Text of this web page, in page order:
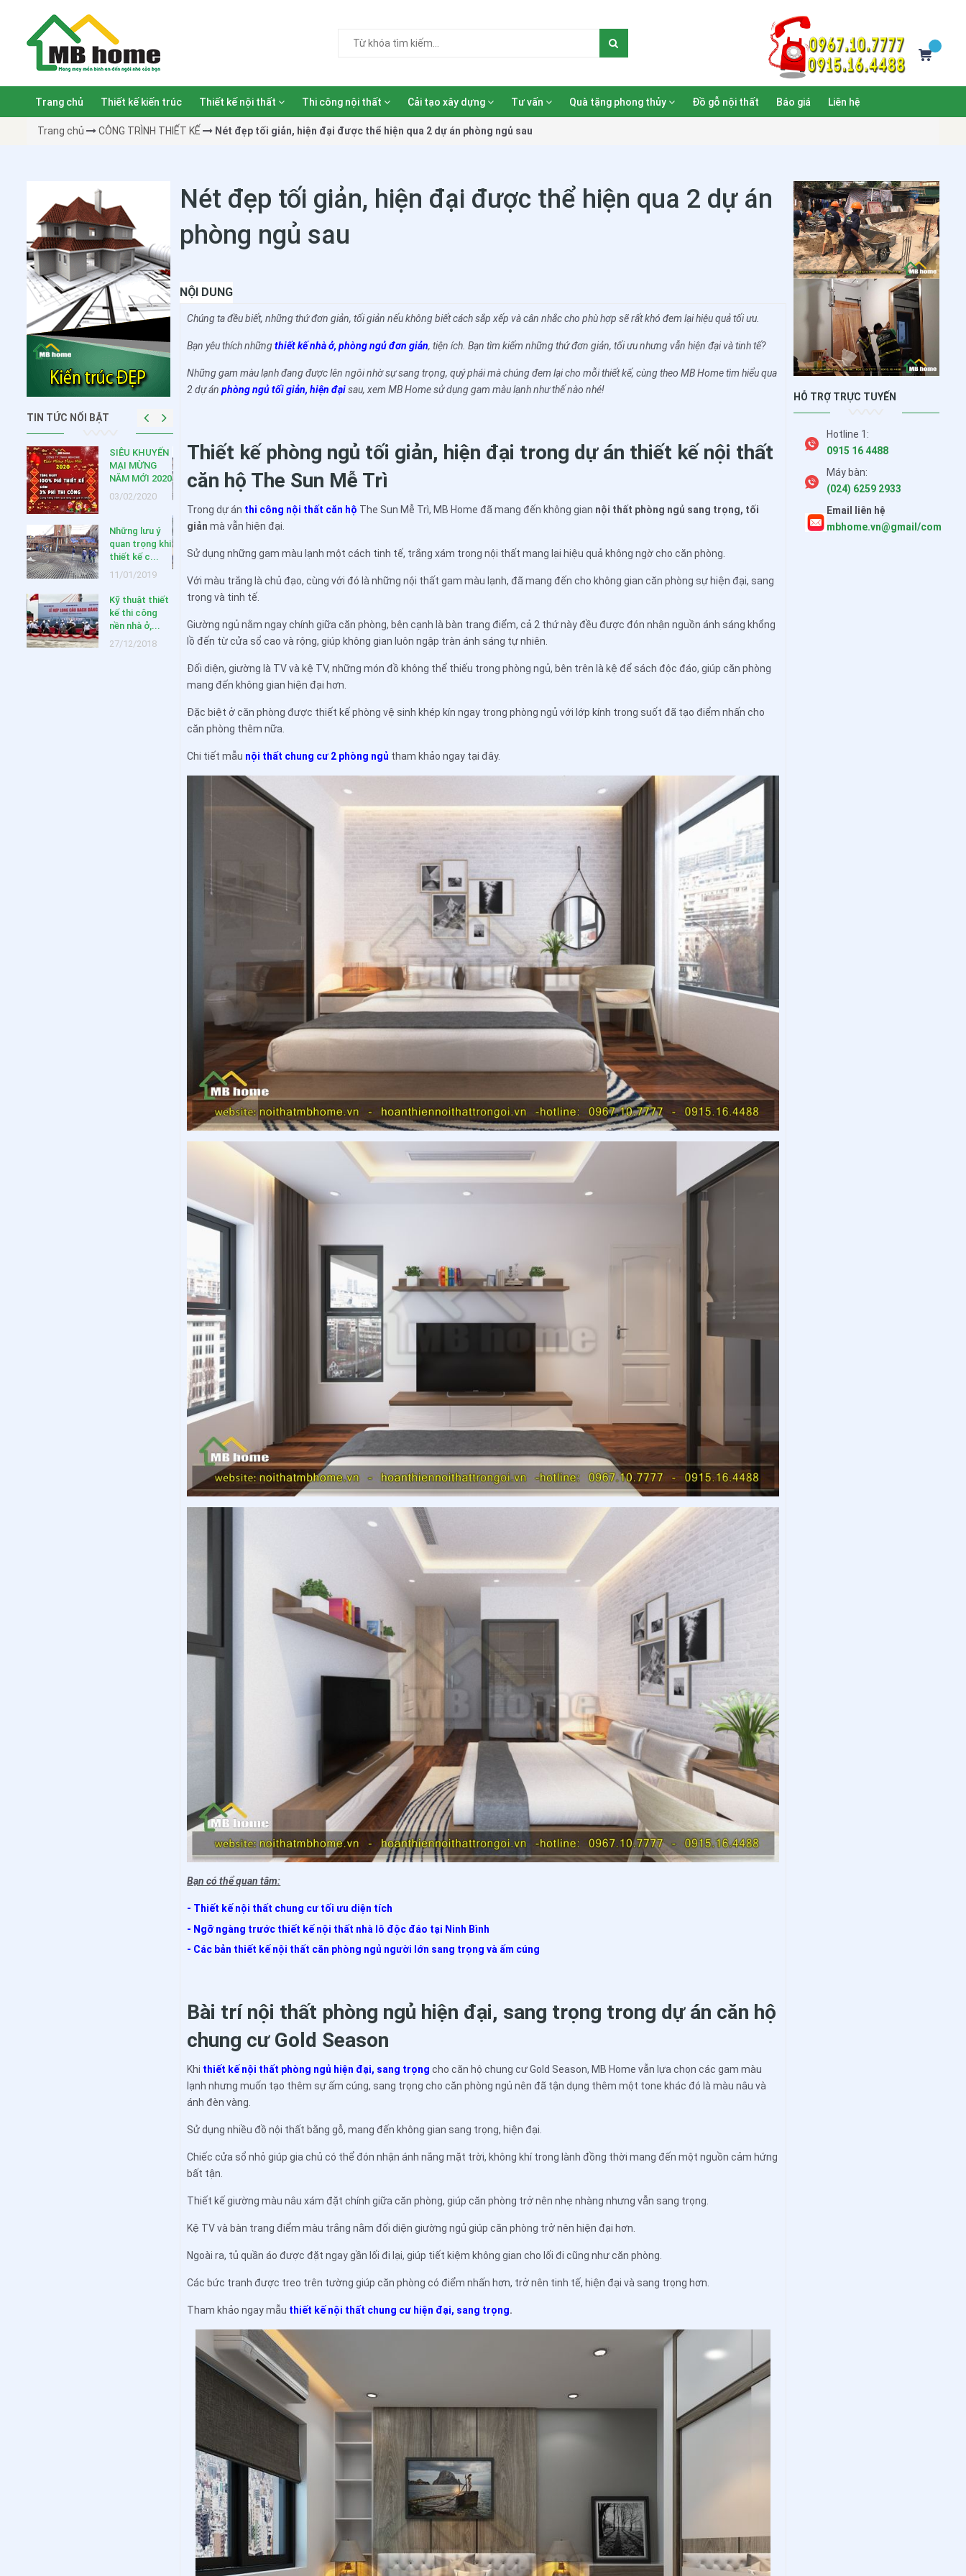
Trang chủ Thiết kế kiến trúc Thiết kế nội thất Thi công nội thất Cải tạo xây dựng Tư vấn Quà tặng phong thủy Đồ gỗ nội thất Báo giá Liên hệ
Trang chủ CÔNG TRÌNH THIẾT KẾ Nét đẹp tối giản, hiện đại được thể hiện qua 2 dự án phòng ngủ sau
Nét đẹp tối giản, hiện đại được thể hiện qua 2 dự án
phòng ngủ sau
NỘI DUNG
Chúng ta đều biết, những thứ đơn giản, tối giản nếu không biết cách sắp xếp và cân nhắc cho phù hợp sẽ rất khó đem lại hiệu quả tối ưu.
Bạn yêu thích nhữngthiết kế nhà ở, phòng ngủ đơn giản, tiện ích. Bạn tìm kiếm những thứ đơn giản, tối ưu nhưng vẫn hiện đại và tinh tế?
Những gam màu lạnh đang được lên ngôi nhờ sự sang trọng, quý phái mà chúng đem lại cho mỗi thiết kế, cùng theo MB Home tìm hiểu qua
2 dự ánphòng ngủ tối giản, hiện đạisau, xem MB Home sử dụng gam màu lạnh như thế nào nhé!
Thiết kế phòng ngủ tối giản, hiện đại trong dự án thiết kế nội thất
căn hộ The Sun Mễ Trì
Trong dự án thi công nội thất căn hộ The Sun Mễ Trì, MB Home đã mang đến không gian nội thất phòng ngủ sang trọng, tối
giản mà vẫn hiện đại.
Sử dụng những gam màu lạnh một cách tinh tế, trắng xám trong nội thất mang lại hiệu quả không ngờ cho căn phòng.
Với màu trắng là chủ đạo, cùng với đó là những nội thất gam màu lạnh, đã mang đến cho không gian căn phòng sự hiện đại, sang
trọng và tinh tế.
Giường ngủ nằm ngay chính giữa căn phòng, bên cạnh là bàn trang điểm, cả 2 thứ này đều được đón nhận nguồn ánh sáng khổng
lồ đến từ cửa sổ cao và rộng, giúp không gian luôn ngập tràn ánh sáng tự nhiên.
Đối diện, giường là TV và kệ TV, những món đồ không thể thiếu trong phòng ngủ, bên trên là kệ để sách độc đáo, giúp căn phòng
mang đến không gian hiện đại hơn.
Đặc biệt ở căn phòng được thiết kế phòng vệ sinh khép kín ngay trong phòng ngủ với lớp kính trong suốt đã tạo điểm nhấn cho
căn phòng thêm nữa.
Chi tiết mẫu nội thất chung cư 2 phòng ngủ tham khảo ngay tại đây.
Bạn có thể quan tâm:
- Thiết kế nội thất chung cư tối ưu diện tích
- Ngỡ ngàng trước thiết kế nội thất nhà lô độc đáo tại Ninh Bình
- Các bản thiết kế nội thất căn phòng ngủ người lớn sang trọng và ấm cúng
Bài trí nội thất phòng ngủ hiện đại, sang trọng trong dự án căn hộ
chung cư Gold Season
Khi thiết kế nội thất phòng ngủ hiện đại, sang trọng cho căn hộ chung cư Gold Season, MB Home vẫn lựa chọn các gam màu
lạnh nhưng muốn tạo thêm sự ấm cúng, sang trọng cho căn phòng ngủ nên đã tận dụng thêm một tone khác đó là màu nâu và
ánh đèn vàng.
Sử dụng nhiều đồ nội thất bằng gỗ, mang đến không gian sang trọng, hiện đại.
Chiếc cửa sổ nhỏ giúp gia chủ có thể đón nhận ánh nắng mặt trời, không khí trong lành đồng thời mang đến một nguồn cảm hứng
bất tận.
Thiết kế giường màu nâu xám đặt chính giữa căn phòng, giúp căn phòng trở nên nhẹ nhàng nhưng vẫn sang trọng.
Kệ TV và bàn trang điểm màu trắng nằm đối diện giường ngủ giúp căn phòng trở nên hiện đại hơn.
Ngoài ra, tủ quần áo được đặt ngay gần lối đi lại, giúp tiết kiệm không gian cho lối đi cũng như căn phòng.
Các bức tranh được treo trên tường giúp căn phòng có điểm nhấn hơn, trở nên tinh tế, hiện đại và sang trọng hơn.
Tham khảo ngay mẫu thiết kế nội thất chung cư hiện đại, sang trọng.
TIN TỨC NỔI BẬT
2020
khi
Một số bản vẽ
hồ sơ thiết kế
kỹ thuật...
27/12/2018
dụng giải pháp
tiên tiến...
HỖ TRỢ TRỰC TUYẾN
Hotline 1:
0915 16 4488
Máy bàn:
(024) 6259 2933
Email liên hệ
mbhome.vn@gmail/com